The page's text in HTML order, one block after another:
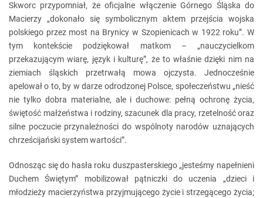
Skworc przypomniał, że oficjalne włączenie Górnego Śląska do
Macierzy „dokonało się symbolicznym aktem przejścia wojska
polskiego przez most na Brynicy w Szopienicach w 1922 roku”. W
tym kontekście podziękował matkom – „nauczycielkom
przekazującym wiarę, język i kulturę”, że to właśnie dzięki nim na
ziemiach śląskich przetrwałą mowa ojczysta. Jednocześnie
apelował o to, by w darze odrodzonej Polsce, społeczeństwu „nieść
nie tylko dobra materialne, ale i duchowe: pełną ochronę życia,
świętość małżeństwa i rodziny, szacunek dla pracy, rzetelność oraz
silne poczucie przynależności do wspólnoty narodów uznających
chrześcijański system wartości”.
Odnosząc się do hasła roku duszpasterskiego „jesteśmy napełnieni
Duchem Świętym” mobilizował pątniczki do uczenia „dzieci i
młodzieży macierzyństwa przyjmującego życie i strzegącego życia;